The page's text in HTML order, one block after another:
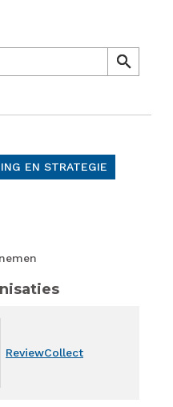
search
search
EN STRATEGIE
ReviewCollect